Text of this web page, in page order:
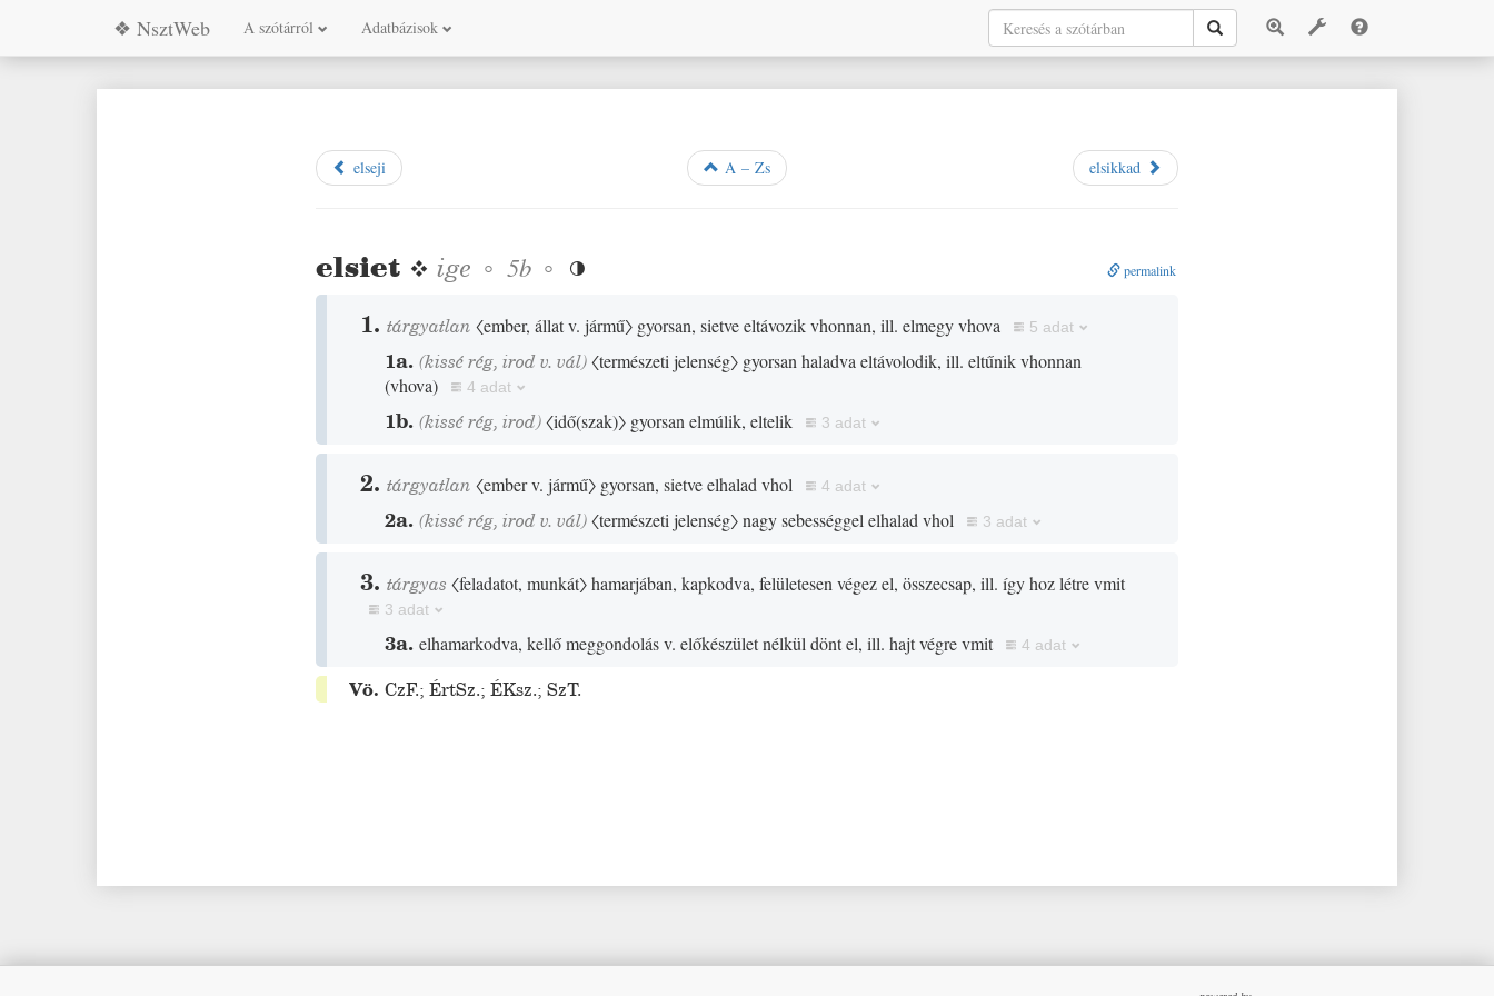
❖ NsztWeb A szótárról Adatbázisok
elseji A – Zs elsikkad
elsiet ❖ige ◦ 5b ◦  permalink
1.tárgyatlan 〈ember, állat v. jármű〉 gyorsan, sietve eltávozik vhonnan, ill. elmegy vhova 5 adat
1a.(kissérég,irodv.vál) 〈természeti jelenség〉 gyorsan haladva eltávolodik, ill. eltűnik vhonnan
(vhova) 4 adat
1b.(kissérég,irod) 〈idő(szak)〉 gyorsan elmúlik, eltelik 3 adat
2.tárgyatlan 〈ember v. jármű〉 gyorsan, sietve elhalad vhol 4 adat
2a.(kissérég,irodv.vál) 〈természeti jelenség〉nagy sebességgel elhalad vhol 3 adat
3.tárgyas 〈feladatot, munkát〉hamarjában, kapkodva, felületesen végez el, összecsap, ill. így hoz létre vmit
3 adat
3a.elhamarkodva, kellő meggondolás v. előkészület nélkül dönt el, ill. hajt végre vmit 4 adat
Vö.CzF.;ÉrtSz.;ÉKsz.;SzT.